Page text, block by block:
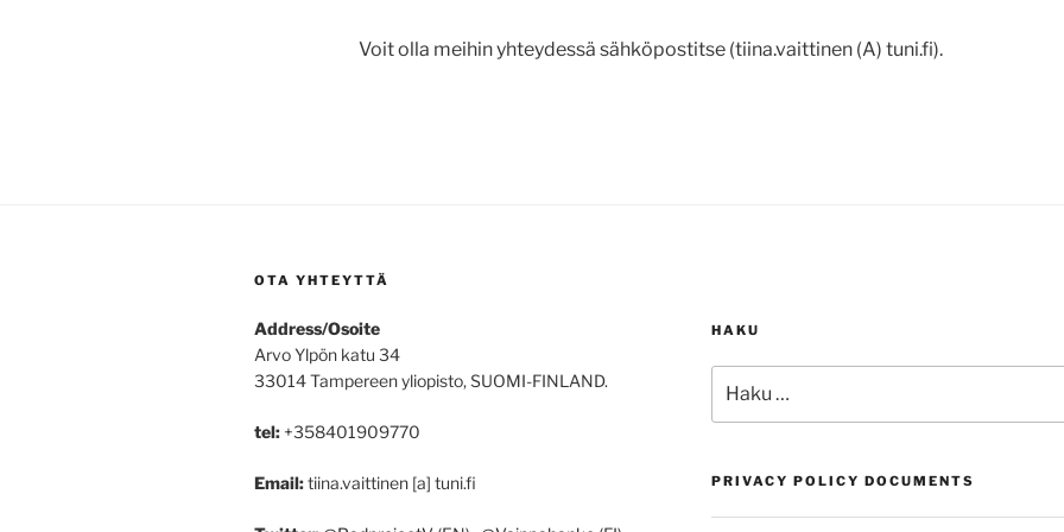
Voit olla meihin yhteydessä sähköpostitse (tiina.vaittinen (A) tuni.fi).
OTA YHTEYTTÄ
Address/Osoite
Arvo Ylpön katu 34
33014 Tampereen yliopisto, SUOMI-FINLAND.
tel: +358401909770
Email:tiina.vaittinen [a] tuni.fi
HAKU
PRIVACY POLICY DOCUMENTS